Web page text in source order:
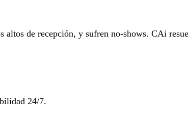
de recepción, y sufren no-shows. CAi
24/7.